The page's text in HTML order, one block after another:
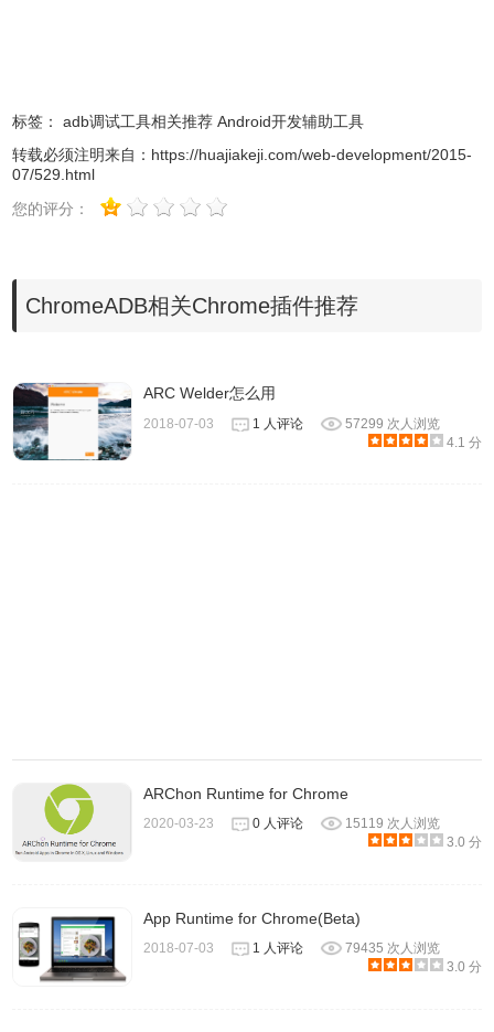
和调试android程序和设备。
2.用户需要安装想要的安卓模拟器或者连接真机，才可以使
用ChromeADB进行调试。
1.由importre提供.
标签： adb调试工具相关推荐 Android开发辅助工具
转载必须注明来自： https://huajiakeji.com/web-development/2015-
07/529.html
您的评分：
ChromeADB相关Chrome插件推荐
ARC Welder怎么用
2018-07-03 1 人评论
57299 次人浏览
4.1 分
ARChon Runtime for Chrome
2020-03-23 0 人评论
15119 次人浏览
3.0 分
App Runtime for Chrome(Beta)
2018-07-03 1 人评论
79435 次人浏览
3.0 分